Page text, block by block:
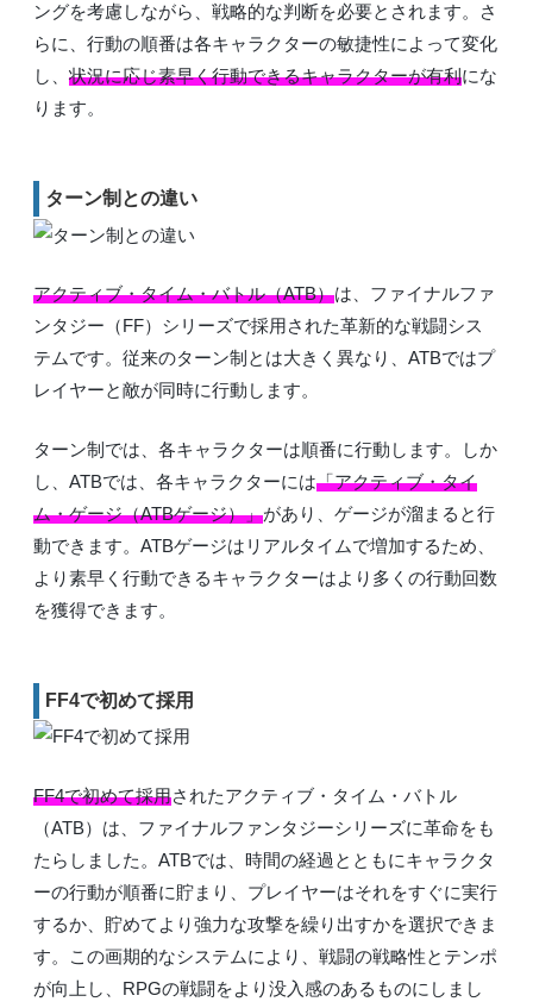
ングを考慮しながら、戦略的な判断を必要とされます。さ
らに、行動の順番は各キャラクターの敏捷性によって変化
し、 状況に応じ素早く行動できるキャラクターが有利にな
ります。
ターン制との違い
アクティブ・タイム・バトル（ATB）は、ファイナルファ
ンタジー（FF）シリーズで採用された革新的な戦闘シス
テムです。従来のターン制とは大きく異なり、ATBではプ
レイヤーと敵が同時に行動します。
ターン制では、各キャラクターは順番に行動します。しか
し、ATBでは、各キャラクターには「アクティブ・タイ
ム・ゲージ（ATBゲージ）」があり、ゲージが溜まると行
動できます。ATBゲージはリアルタイムで増加するため、
より素早く行動できるキャラクターはより多くの行動回数
を獲得できます。
FF4で初めて採用
FF4で初めて採用されたアクティブ・タイム・バトル
（ATB）は、ファイナルファンタジーシリーズに革命をも
たらしました。ATBでは、時間の経過とともにキャラクタ
ーの行動が順番に貯まり、プレイヤーはそれをすぐに実行
するか、貯めてより強力な攻撃を繰り出すかを選択できま
す。この画期的なシステムにより、戦闘の戦略性とテンポ
が向上し、RPGの戦闘をより没入感のあるものにしまし